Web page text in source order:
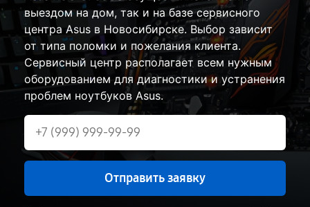
выездом на дом, так и на базе сервисного
центра Asus в Новосибирске. Выбор зависит
от типа поломки и пожелания клиента.
Сервисный центр располагает всем нужным
оборудованием для диагностики и устранения
проблем ноутбуков Asus.
Отправить заявку